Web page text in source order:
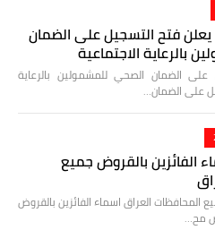
فتح التسجيل على الضمان
بالرعاية الاجتماعية
الضمان الصحي للمشمولين بالرعاية
على الضمان…
الفائزين بالقروض جميع
المحافظات العراق اسماء الفائزين بالقروض
مح…